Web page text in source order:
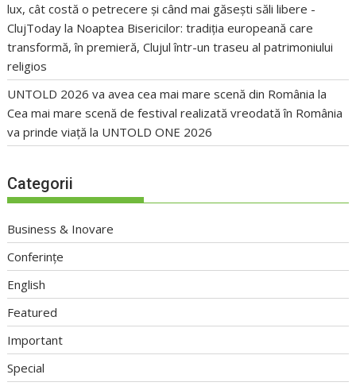
lux, cât costă o petrecere și când mai găsești săli libere -
ClujToday la Noaptea Bisericilor: tradiția europeană care
transformă, în premieră, Clujul într-un traseu al patrimoniului
religios
UNTOLD 2026 va avea cea mai mare scenă din România la
Cea mai mare scenă de festival realizată vreodată în România
va prinde viață la UNTOLD ONE 2026
Categorii
Business & Inovare
Conferințe
English
Featured
Important
Special